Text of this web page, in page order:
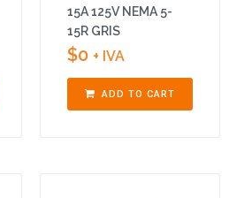
15A 125V NEMA 5-
15R GRIS
$0 + IVA
ADD TO CART